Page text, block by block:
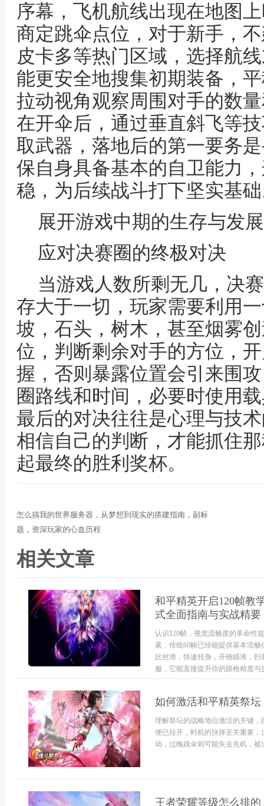
序幕，飞机航线出现在地图
商定跳伞点位，对于新手，
皮卡多等热门区域，选择航
能更安全地搜集初期装备，
拉动视角观察周围对手的数
在开伞后，通过垂直斜飞等
取武器，落地后的第一要务
保自身具备基本的自卫能力
稳，为后续战斗打下坚实基
展开游戏中期的生存与发展
应对决赛圈的终极对决
当游戏人数所剩无几，决
存大于一切，玩家需要利用
坡，石头，树木，甚至烟雾
位，判断剩余对手的方位，
握，否则暴露位置会引来围
圈路线和时间，必要时使用
最后的对决往往是心理与技
相信自己的判断，才能抓住
起最终的胜利奖杯。
怎么搞我的世界服务器，从梦想到现实的搭建指南，副标
题，资深玩家的心血历程
相关文章
和平精英开启120帧教
式全面指南与实战精要
认识120帧，视觉流畅度的革命性
素，传统60帧已经能提供基本流
比丝滑，快速转身，开镜瞄准，
服，它能直接提升你的跟枪精度与
如何激活和平精英祭
理解祭坛的战略地位激活的关键
便已拉开，时机的抉择至关重要
动，过晚跳伞则可能失去先机，
王者荣耀等级怎么排